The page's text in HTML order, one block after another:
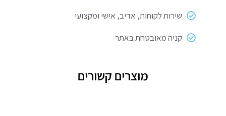
שירות לקוחות, אדיב, אישי ומקצועי
קניה מאובטחת באתר
מוצרים קשורים